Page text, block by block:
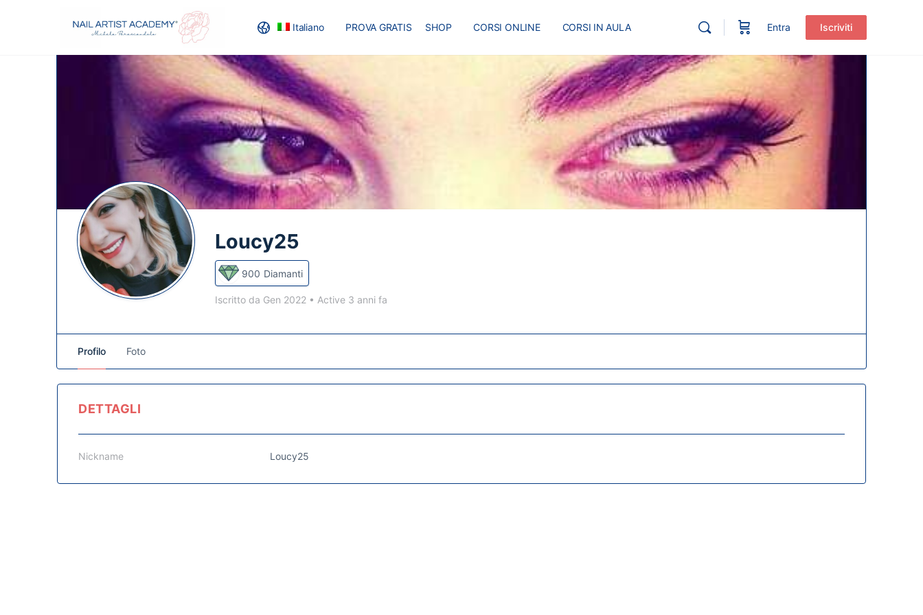
Italiano PROVA GRATIS SHOP CORSI ONLINE CORSI IN AULA
RECENSIONI MASTER
Entra Iscriviti
Loucy25
900 Diamanti
Iscritto da Gen 2022 • Active 3 anni fa
Profilo Foto
DETTAGLI
Nickname Loucy25